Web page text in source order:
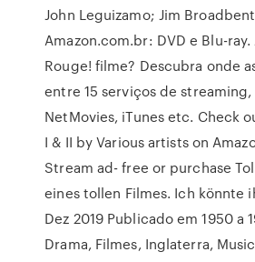
John Leguizamo; Jim
Amazon.com.br: DVD e Blu-
Rouge! filme? Descubra onde
entre 15 serviços de
NetMovies, iTunes etc. Check
I & II by Various artists on
Stream ad- free or purchase
eines tollen Filmes. Ich
Dez 2019 Publicado em 1950 a
Drama, Filmes, Inglaterra,